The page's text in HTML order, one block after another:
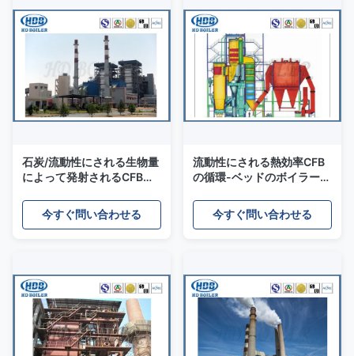
石炭/流動性にされる生物量
によって発射されるCFBの
ラーASME標準
今すぐ問い合わせる
流動性にされる熱効率CFB
の循環-ベッドのボイラー、
炭の生物量
今すぐ問い合わせる